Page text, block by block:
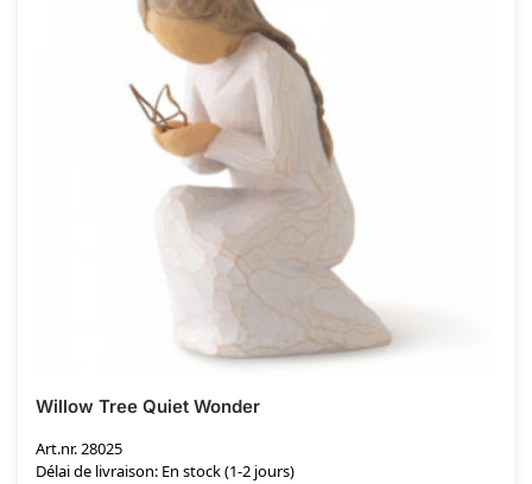
Willow Tree Quiet Wonder
Art.nr. 28025
Délai de livraison: En stock (1-2 jours)